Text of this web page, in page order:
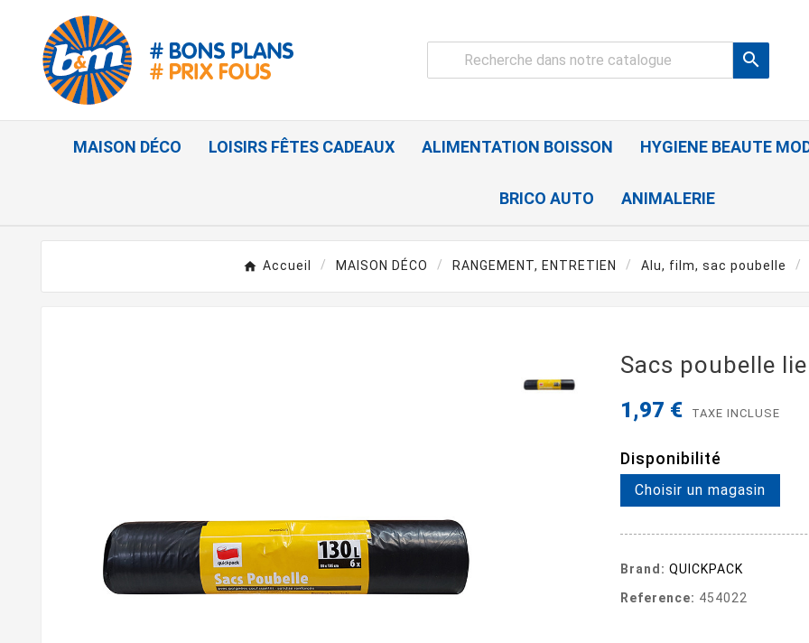

MAISON DÉCO LOISIRS FÊTES CADEAUX ALIMENTATION BOISSON HYGIENE BEAUTE
BRICO AUTO ANIMALERIE
Accueil MAISON DÉCO RANGEMENT, ENTRETIEN Alu, film, sac poubelle
Sacs poubelle
1,97 € TAXE INCLUSE
Disponibilité
Choisir un magasin
Brand: QUICKPACK
Reference: 454022